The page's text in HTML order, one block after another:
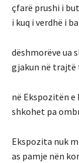
çfarë prushi i
i kuq i verdhë i
dëshmorëve ua
gjakun në trajtë
në Ekspozitën e
shkohet pa
Ekspozita nuk
as pamje nën